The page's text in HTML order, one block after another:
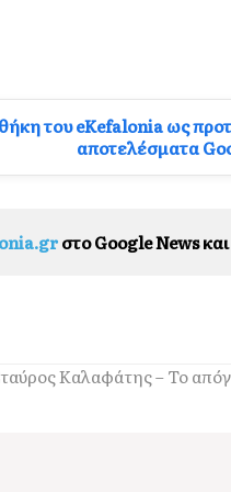
του eKefalonia ως
αποτελέσματα
στο Google News
Καλαφάτης – Το